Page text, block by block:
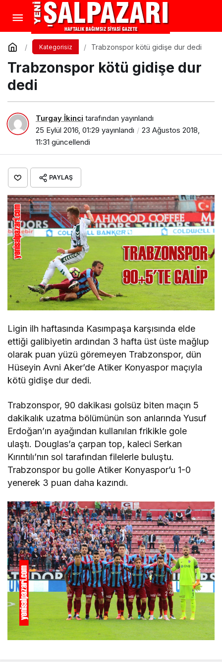
Kategorisiz Trabzonspor kötü gidişe dur dedi
Trabzonspor kötü gidişe dur
dedi
Turgay İkinci tarafından yayınlandı
25 Eylül 2016, 01:29 yayınlandı
23 Ağustos 2018,
11:31 güncellendi
PAYLAŞ
Ligin ilh haftasında Kasımpaşa karşısında elde
ettiği galibiyetin ardından 3 hafta üst üste mağlup
olarak puan yüzü göremeyen Trabzonspor, dün
Hüseyin Avni Aker’de Atiker Konyaspor maçıyla
kötü gidişe dur dedi.
Trabzonspor, 90 dakikası golsüz biten maçın 5
dakikalık uzatma bölümünün son anlarında Yusuf
Erdoğan’ın ayağından kullanılan frikikle gole
ulaştı. Douglas’a çarpan top, kaleci Serkan
Kırıntılı’nın sol tarafından filelerle buluştu.
Trabzonspor bu golle Atiker Konyaspor’u 1-0
yenerek 3 puan daha kazındı.